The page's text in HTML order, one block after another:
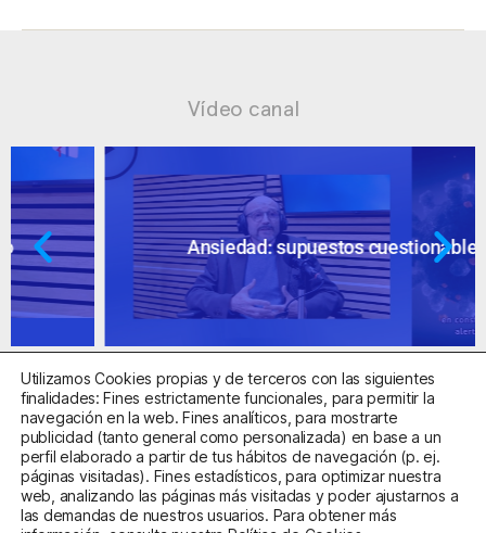
Vídeo canal
Ansiedad: supuestos cuestionables
Centro Sanitario Autorizado con el código E08737002
Aviso LegalPolítica de PrivacidadPolítica de Cookies
Utilizamos Cookies propias y de terceros con las siguientes
finalidades: Fines estrictamente funcionales, para permitir la
navegación en la web. Fines analíticos, para mostrarte
publicidad (tanto general como personalizada) en base a un
perfil elaborado a partir de tus hábitos de navegación (p. ej.
páginas visitadas). Fines estadísticos, para optimizar nuestra
web, analizando las páginas más visitadas y poder ajustarnos a
las demandas de nuestros usuarios. Para obtener más